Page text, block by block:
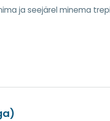
ja seejärel minema